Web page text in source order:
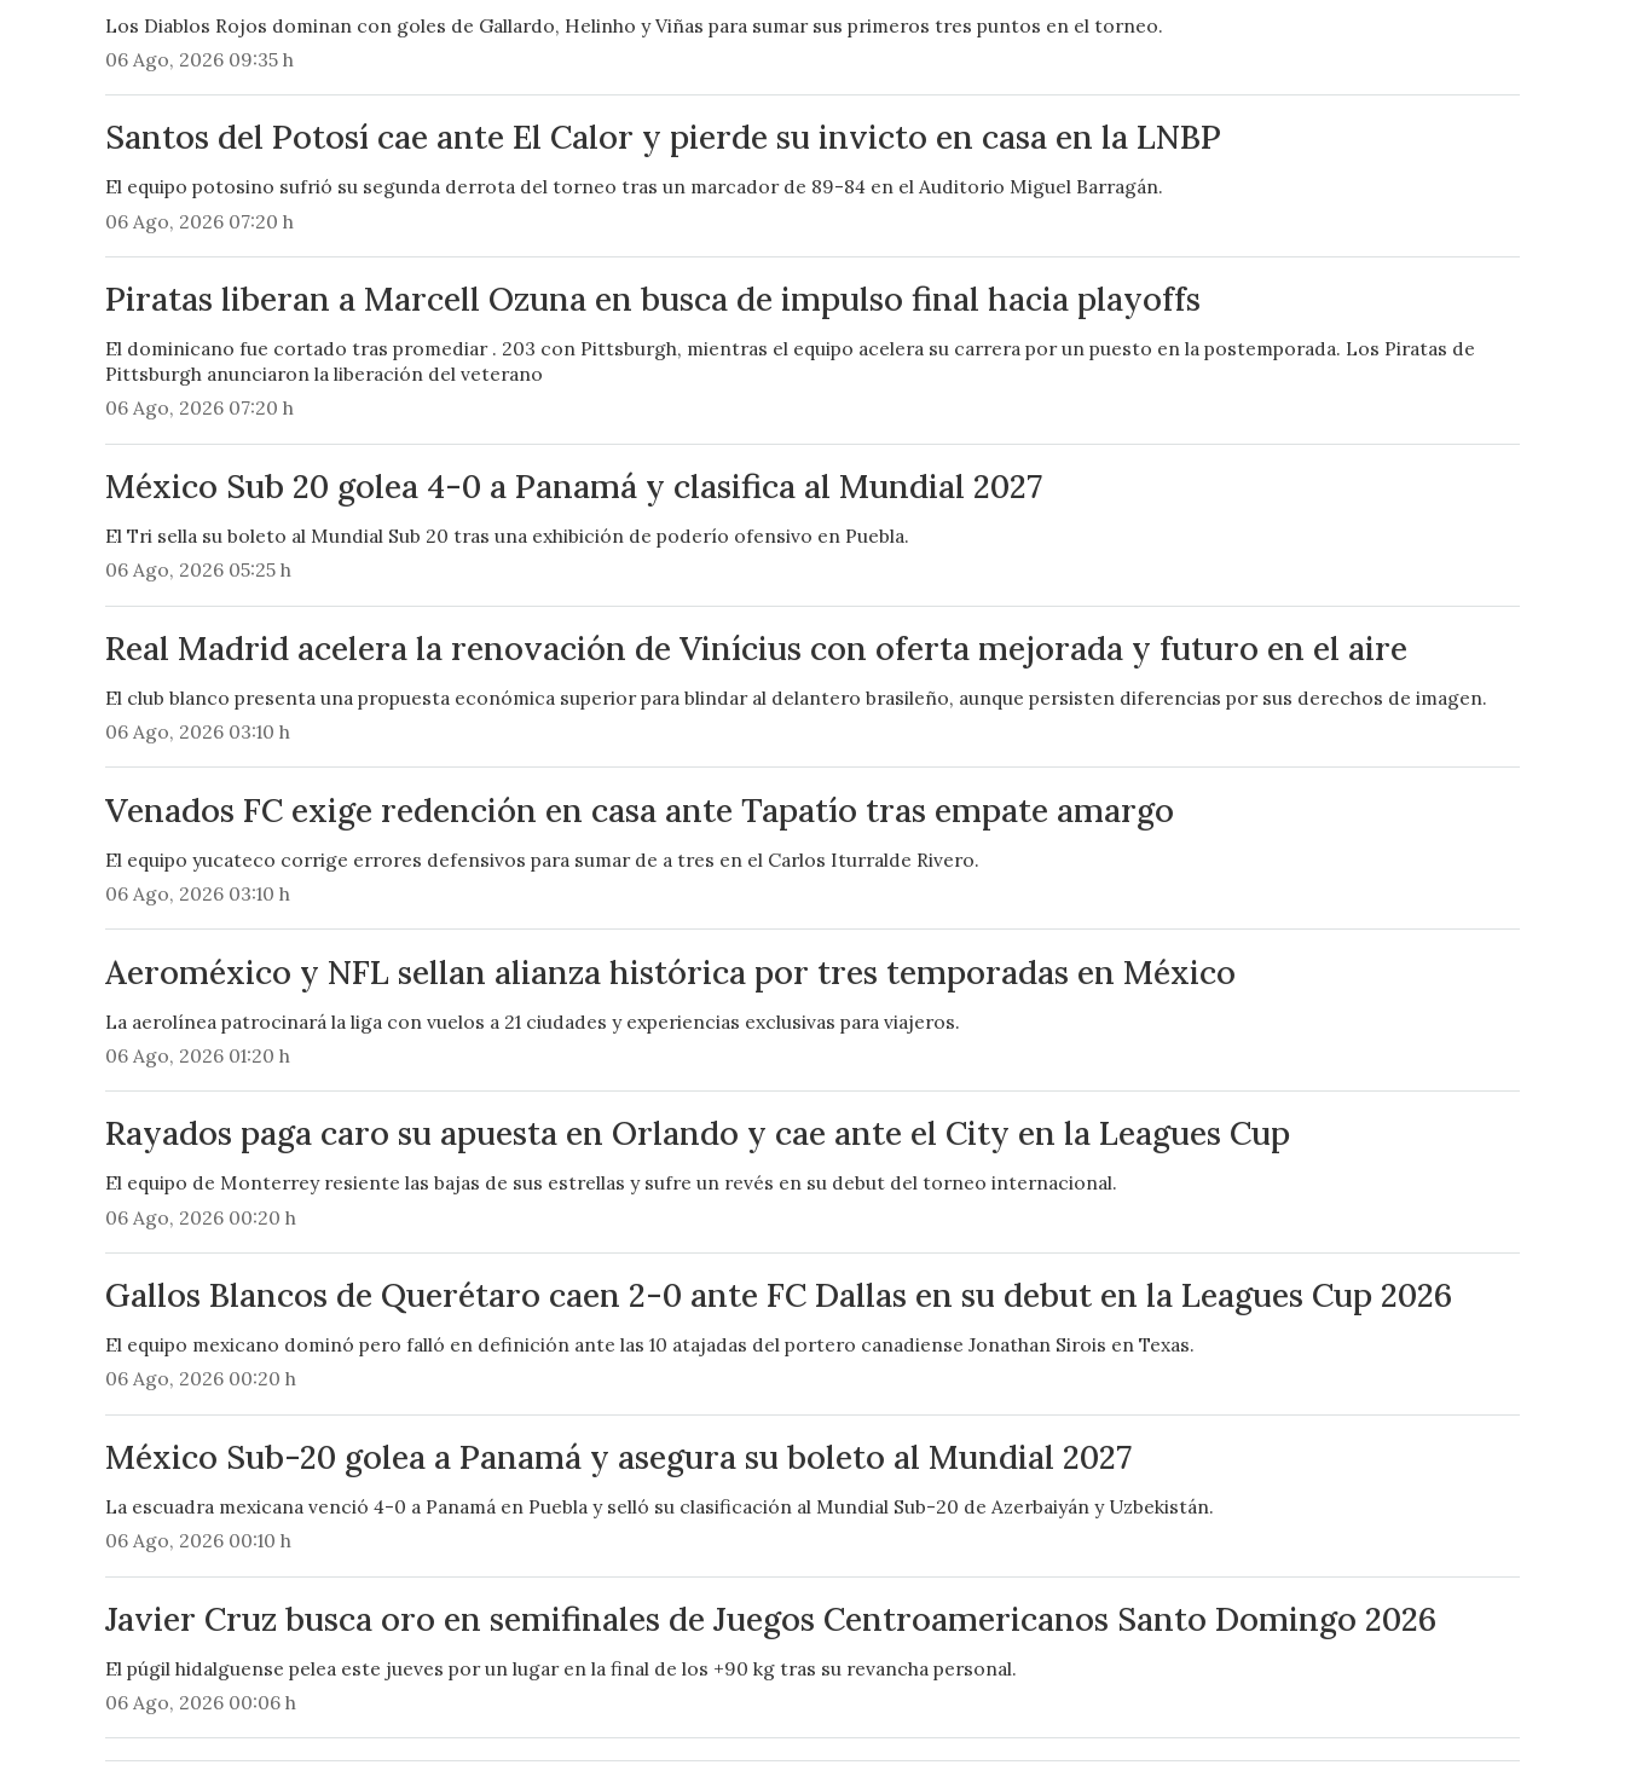
Los Diablos Rojos dominan con goles de Gallardo, Helinho y Viñas para sumar sus primeros tres puntos en el torneo.
06 Ago, 2026 09:35 h
Santos del Potosí cae ante El Calor y pierde su invicto en casa en la LNBP
El equipo potosino sufrió su segunda derrota del torneo tras un marcador de 89-84 en el Auditorio Miguel Barragán.
06 Ago, 2026 07:20 h
Piratas liberan a Marcell Ozuna en busca de impulso final hacia playoffs
El dominicano fue cortado tras promediar . 203 con Pittsburgh, mientras el equipo acelera su carrera por un puesto en la postemporada. Los Piratas de
Pittsburgh anunciaron la liberación del veterano
06 Ago, 2026 07:20 h
México Sub 20 golea 4-0 a Panamá y clasifica al Mundial 2027
El Tri sella su boleto al Mundial Sub 20 tras una exhibición de poderío ofensivo en Puebla.
06 Ago, 2026 05:25 h
Real Madrid acelera la renovación de Vinícius con oferta mejorada y futuro en el aire
El club blanco presenta una propuesta económica superior para blindar al delantero brasileño, aunque persisten diferencias por sus derechos de imagen.
06 Ago, 2026 03:10 h
Venados FC exige redención en casa ante Tapatío tras empate amargo
El equipo yucateco corrige errores defensivos para sumar de a tres en el Carlos Iturralde Rivero.
06 Ago, 2026 03:10 h
Aeroméxico y NFL sellan alianza histórica por tres temporadas en México
La aerolínea patrocinará la liga con vuelos a 21 ciudades y experiencias exclusivas para viajeros.
06 Ago, 2026 01:20 h
Rayados paga caro su apuesta en Orlando y cae ante el City en la Leagues Cup
El equipo de Monterrey resiente las bajas de sus estrellas y sufre un revés en su debut del torneo internacional.
06 Ago, 2026 00:20 h
Gallos Blancos de Querétaro caen 2-0 ante FC Dallas en su debut en la Leagues Cup 2026
El equipo mexicano dominó pero falló en definición ante las 10 atajadas del portero canadiense Jonathan Sirois en Texas.
06 Ago, 2026 00:20 h
México Sub-20 golea a Panamá y asegura su boleto al Mundial 2027
La escuadra mexicana venció 4-0 a Panamá en Puebla y selló su clasificación al Mundial Sub-20 de Azerbaiyán y Uzbekistán.
06 Ago, 2026 00:10 h
Javier Cruz busca oro en semifinales de Juegos Centroamericanos Santo Domingo 2026
El púgil hidalguense pelea este jueves por un lugar en la final de los +90 kg tras su revancha personal.
06 Ago, 2026 00:06 h